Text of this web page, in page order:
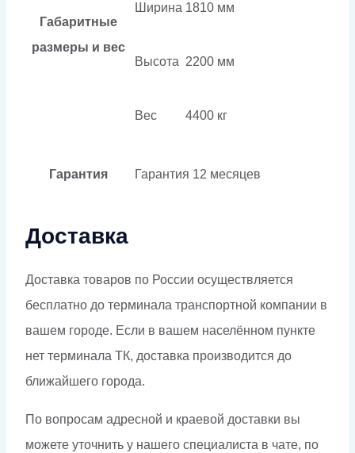
Габаритные
размеры и вес
Ширина 1810 мм
Высота 2200 мм
Вес 4400 кг
Гарантия Гарантия 12 месяцев
Доставка
Доставка товаров по России осуществляется
бесплатно до терминала транспортной компании в
вашем городе. Если в вашем населённом пункте
нет терминала ТК, доставка производится до
ближайшего города.
По вопросам адресной и краевой доставки вы
можете уточнить у нашего специалиста в чате, по